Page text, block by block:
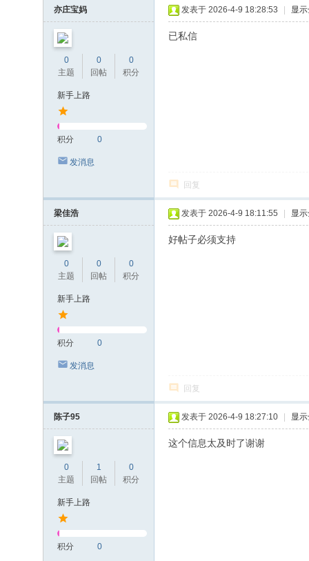
亦庄宝妈
0
主题
0
回帖
0
积分
新手上路
积分 0
发消息
发表于 2026-4-9 18:28:53 显
已私信
回复
梁佳浩
0
主题
0
回帖
0
积分
新手上路
积分 0
发消息
发表于 2026-4-9 18:11:55 显
好帖子必须支持
回复
陈子95
0
主题
1
回帖
0
积分
新手上路
积分 0
发表于 2026-4-9 18:27:10 显
这个信息太及时了谢谢